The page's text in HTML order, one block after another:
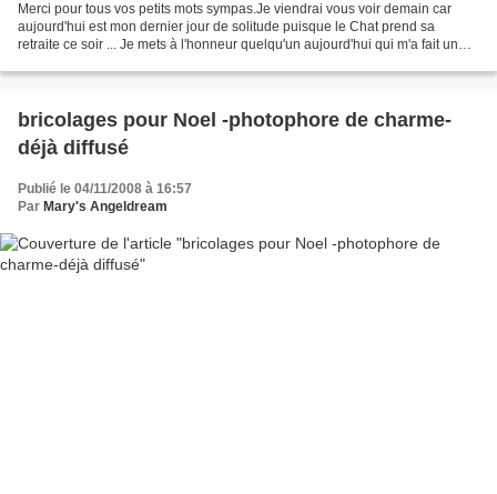
Merci pour tous vos petits mots sympas.Je viendrai vous voir demain car
aujourd'hui est mon dernier jour de solitude puisque le Chat prend sa
retraite ce soir ... Je mets à l'honneur quelqu'un aujourd'hui qui m'a fait un
bricolages pour Noel -photophore de charme-
déjà diffusé
Publié le 04/11/2008 à 16:57
Par Mary's Angeldream